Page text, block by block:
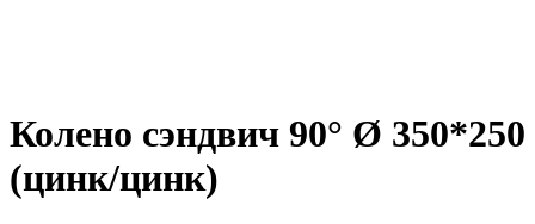
Колено сэндвич 90° Ø 350*250
(цинк/цинк)